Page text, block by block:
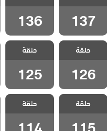
الحلقة 137
137
الحلقة 136
136
مسلسل لا تترك
يدي مدبلج
الحلقة 126
حلقة
126
مسلسل لا تترك
يدي مدبلج
الحلقة 125
حلقة
125
مسلسل لا تترك
يدي مدبلج
الحلقة 115
حلقة
مسلسل لا تترك
يدي مدبلج
الحلقة 114
حلقة